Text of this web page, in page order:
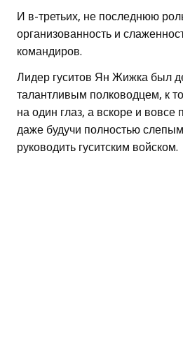
И в-третьих, не последнюю
организованность и
командиров.
Лидер гуситов Ян Жижка был
талантливым полководцем, к
на один глаз, а вскоре и вовсе
даже будучи полностью
руководить гуситским войском.